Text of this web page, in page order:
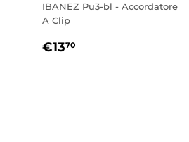
IBANEZ Pu3-bl - Accordatore
A Clip
PREZZO
€1370